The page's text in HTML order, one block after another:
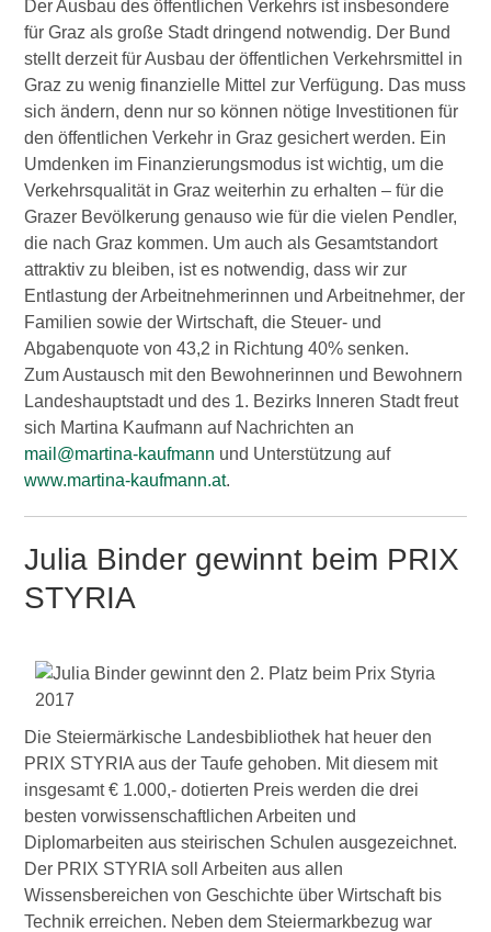
Der Ausbau des öffentlichen Verkehrs ist insbesondere
für Graz als große Stadt dringend notwendig. Der Bund
stellt derzeit für Ausbau der öffentlichen Verkehrsmittel in
Graz zu wenig finanzielle Mittel zur Verfügung. Das muss
sich ändern, denn nur so können nötige Investitionen für
den öffentlichen Verkehr in Graz gesichert werden. Ein
Umdenken im Finanzierungsmodus ist wichtig, um die
Verkehrsqualität in Graz weiterhin zu erhalten – für die
Grazer Bevölkerung genauso wie für die vielen Pendler,
die nach Graz kommen. Um auch als Gesamtstandort
attraktiv zu bleiben, ist es notwendig, dass wir zur
Entlastung der Arbeitnehmerinnen und Arbeitnehmer, der
Familien sowie der Wirtschaft, die Steuer- und
Abgabenquote von 43,2 in Richtung 40% senken.
Zum Austausch mit den Bewohnerinnen und Bewohnern
Landeshauptstadt und des 1. Bezirks Inneren Stadt freut
sich Martina Kaufmann auf Nachrichten an
mail@martina-kaufmann und Unterstützung auf
www.martina-kaufmann.at.
Julia Binder gewinnt beim PRIX
STYRIA
Die Steiermärkische Landesbibliothek hat heuer den
PRIX STYRIA aus der Taufe gehoben. Mit diesem mit
insgesamt € 1.000,- dotierten Preis werden die drei
besten vorwissenschaftlichen Arbeiten und
Diplomarbeiten aus steirischen Schulen ausgezeichnet.
Der PRIX STYRIA soll Arbeiten aus allen
Wissensbereichen von Geschichte über Wirtschaft bis
Technik erreichen. Neben dem Steiermarkbezug war